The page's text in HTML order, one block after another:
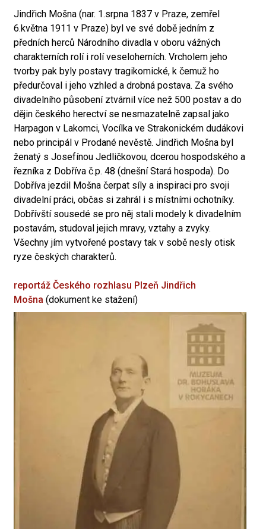
Jindřich Mošna (nar. 1.srpna 1837 v Praze, zemřel
6.května 1911 v Praze) byl ve své době jedním z
předních herců Národního divadla v oboru vážných
charakterních rolí i rolí veseloherních. Vrcholem jeho
tvorby pak byly postavy tragikomické, k čemuž ho
předurčoval i jeho vzhled a drobná postava. Za svého
divadelního působení ztvárnil více než 500 postav a do
dějin českého herectví se nesmazatelně zapsal jako
Harpagon v Lakomci, Vocílka ve Strakonickém dudákovi
nebo principál v Prodané nevěstě. Jindřich Mošna byl
ženatý s Josefínou Jedličkovou, dcerou hospodského a
řezníka z Dobříva č.p. 48 (dnešní Stará hospoda). Do
Dobříva jezdil Mošna čerpat síly a inspiraci pro svoji
divadelní práci, občas si zahrál i s místními ochotníky.
Dobřívští sousedé se pro něj stali modely k divadelním
postavám, studoval jejich mravy, vztahy a zvyky.
Všechny jím vytvořené postavy tak v sobě nesly otisk
ryze českých charakterů.
reportáž Českého rozhlasu Plzeň Jindřich
Mošna (dokument ke stažení)